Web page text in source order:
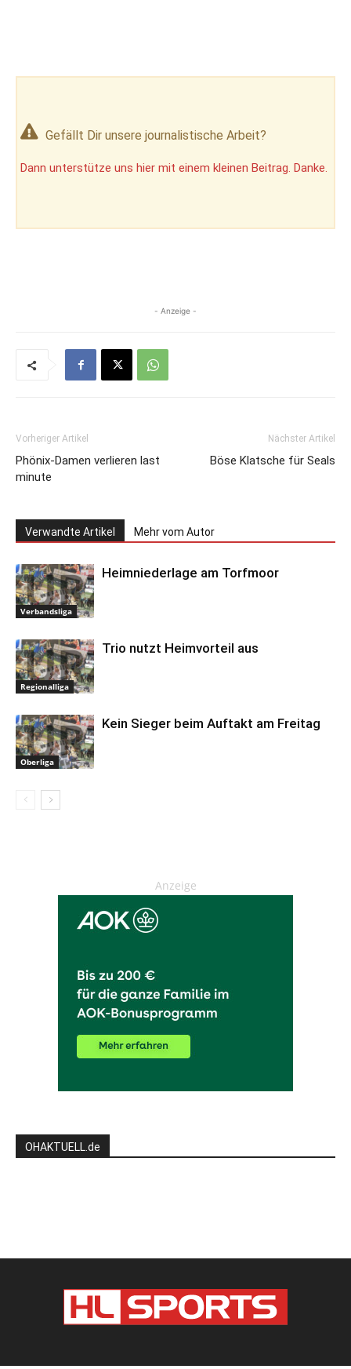
Gefällt Dir unsere journalistische Arbeit?
Dann unterstütze uns hier mit einem kleinen Beitrag. Danke.
- Anzeige -
Vorheriger Artikel
Phönix-Damen verlieren last
minute
Nächster Artikel
Böse Klatsche für Seals
Verwandte Artikel Mehr vom Autor
Verbandsliga
Heimniederlage am Torfmoor
Regionalliga
Trio nutzt Heimvorteil aus
Oberliga
Kein Sieger beim Auftakt am Freitag
Anzeige
OHAKTUELL.de